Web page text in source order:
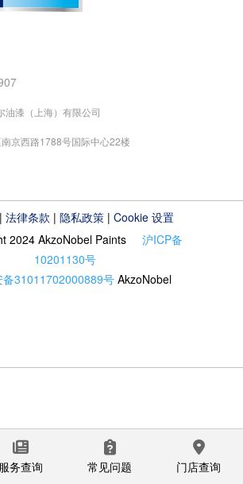
油漆（上海）有限公司
南京西路1788号国际中心22楼
|法律条款 |隐私政策 |Cookie 设置
2024 AkzoNobel Paints沪ICP备
10201130号
备31011702000889号 AkzoNobel
服务查询 常见问题 门店查询